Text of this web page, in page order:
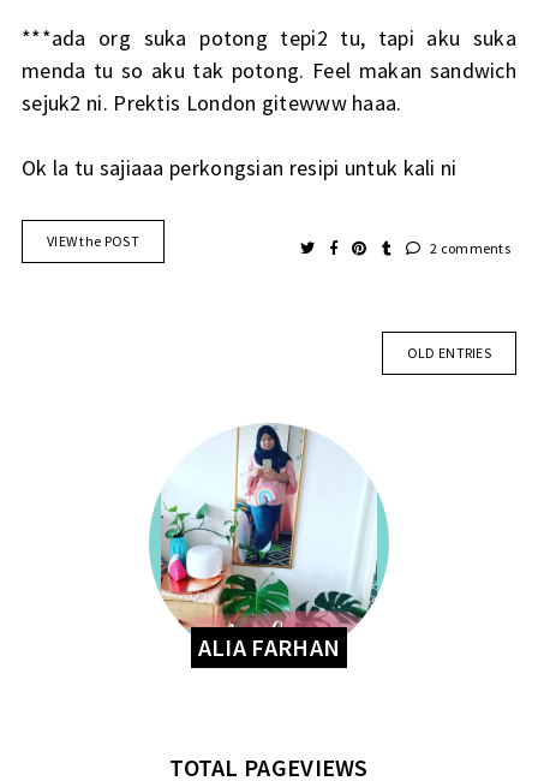
***ada org suka potong tepi2 tu, tapi aku suka
menda tu so aku tak potong. Feel makan sandwich
sejuk2 ni. Prektis London gitewww haaa.
Ok la tu sajiaaa perkongsian resipi untuk kali ni
VIEW the POST 2 comments
OLD ENTRIES
ALIA FARHAN
TOTAL PAGEVIEWS